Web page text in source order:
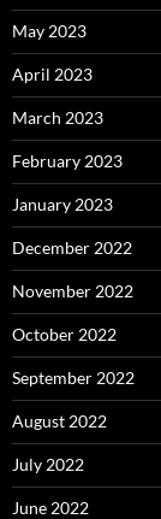
May 2023
April 2023
March 2023
February 2023
January 2023
December 2022
November 2022
October 2022
September 2022
August 2022
July 2022
June 2022